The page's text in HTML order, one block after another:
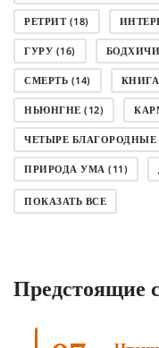
РЕТРИТ(18)
ГУРУ (16)
СМЕРТЬ (14) КНИГА
НЬЮНГНЕ (12)
ЧЕТЫРЕ
ПРИРОДА УМА (11)
СОВЕТ(10)
АНАЛИТИЧЕСКАЯ
ПОКАЗАТЬ ВСЕ
Предстоящие